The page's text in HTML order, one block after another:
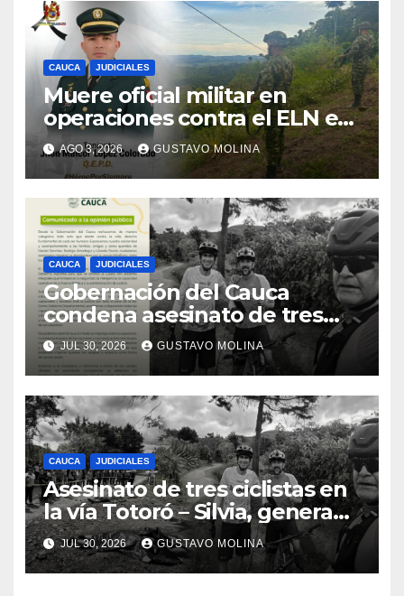
CAUCA JUDICIALES
Muere oficial militar en
operaciones contra el ELN en
el sur del Cauca
AGO 3, 2026 GUSTAVO MOLINA
CAUCA JUDICIALES
Gobernación del Cauca
condena asesinato de tres
ciudadanos y exige medidas
urgentes al Gobierno
Nacional
JUL 30, 2026 GUSTAVO MOLINA
CAUCA JUDICIALES
Asesinato de tres ciclistas en
la vía Totoró – Silvia, genera
consternación en el Cauca
JUL 30, 2026 GUSTAVO MOLINA